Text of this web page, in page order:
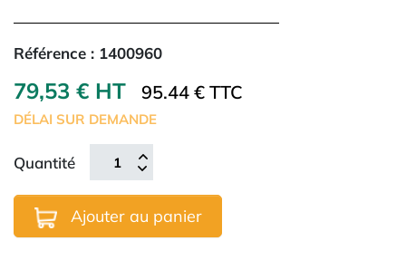
Référence : 1400960
79,53 € HT 95.44 € TTC
DÉLAI SUR DEMANDE
Quantité
Ajouter au panier